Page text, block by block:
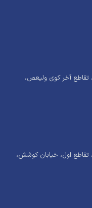
تقاطع آخر کوی ولیعص،
تقاطع اول، خیابان کوشش،